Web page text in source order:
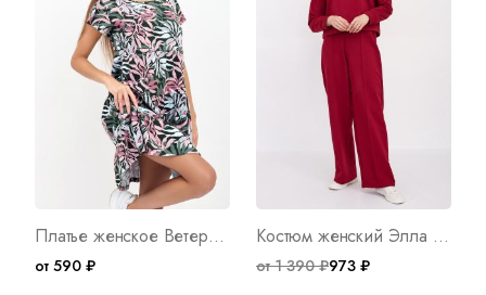
Платье женское Ветерок Д Арт. 9421
от 590 ₽
Костюм женский Элла Б Арт. 8563
от 1 390 ₽973 ₽